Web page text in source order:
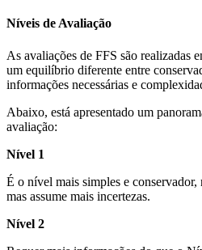
Níveis de Avaliação
As avaliações de FFS são realizadas
um equilíbrio diferente entre
informações necessárias e
Abaixo, está apresentado um
avaliação:
Nível 1
É o nível mais simples e
mas assume mais incertezas.
Nível 2